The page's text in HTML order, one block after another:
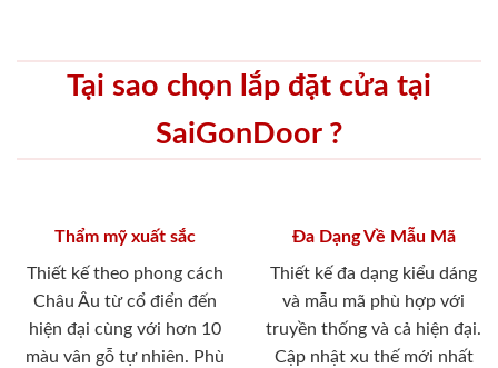
Tại sao chọn lắp đặt cửa tại
SaiGonDoor ?
Thẩm mỹ xuất sắc
Thiết kế theo phong cách
Châu Âu từ cổ điển đến
hiện đại cùng với hơn 10
màu vân gỗ tự nhiên. Phù
Đa Dạng Về Mẫu Mã
Thiết kế đa dạng kiểu dáng
và mẫu mã phù hợp với
truyền thống và cả hiện đại.
Cập nhật xu thế mới nhất